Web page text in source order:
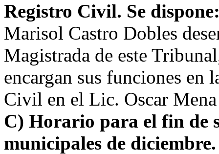
Registro Civil. Se
Marisol Castro Dobles
Magistrada de este
encargan sus funciones en
Civil en el Lic. Oscar
C) Horario para el fin de
municipales de